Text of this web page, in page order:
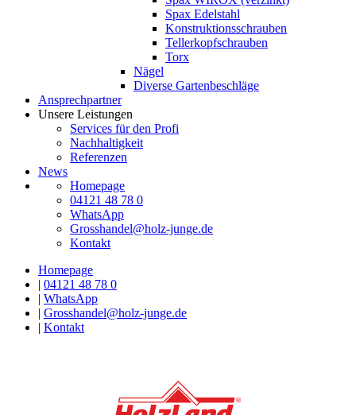
Spax Edelstahl
Konstruktionsschrauben
Tellerkopfschrauben
Torx
Nägel
Diverse Gartenbeschläge
Ansprechpartner
Unsere Leistungen
Services für den Profi
Nachhaltigkeit
Referenzen
News
Homepage
04121 48 78 0
WhatsApp
Grosshandel@holz-junge.de
Kontakt
Homepage
| 04121 48 78 0
| WhatsApp
| Grosshandel@holz-junge.de
| Kontakt